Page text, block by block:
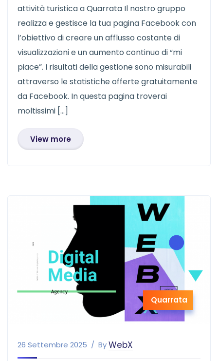
attività turistica a Quarrata Il nostro gruppo
realizza e gestisce la tua pagina Facebook con
l’obiettivo di creare un afflusso costante di
visualizzazioni e un aumento continuo di “mi
piace”. I risultati della gestione sono misurabili
attraverso le statistiche offerte gratuitamente
da Facebook. In questa pagina troverai
moltissimi […]
View more
Quarrata
26 Settembre 2025 ByWebX